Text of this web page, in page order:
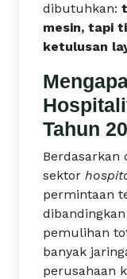
dibutuhkan:
mesin, tapi
ketulusan
Tahun
sektor
permintaan
pemulihan
banyak
perusahaan